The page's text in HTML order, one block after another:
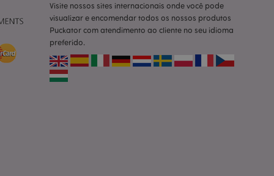
Visite nossos sites internacionais onde você pode
visualizar e encomendar todos os nossos produtos
Puckator com atendimento ao cliente no seu idioma
preferido.
na
de
variáveis de
é um número
é usado pode ser
exemplo é
usuário entre as